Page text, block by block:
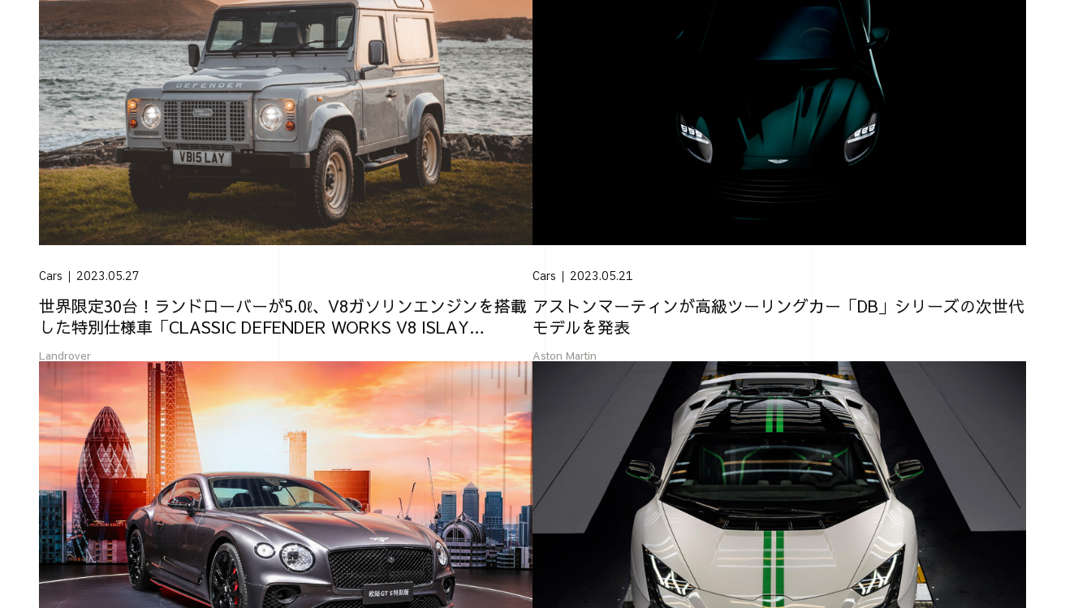
Cars 2023.05.27
世界限定30台！ランドローバーが5.0ℓ、V8ガソリンエンジンを搭載
した特別仕様車「CLASSIC DEFENDER WORKS V8 ISLAY
EDITION」を発売
Landrover
Cars 2023.05.21
アストンマーティンが高級ツーリングカー「DB」シリーズの次世代
モデルを発表
Aston Martin